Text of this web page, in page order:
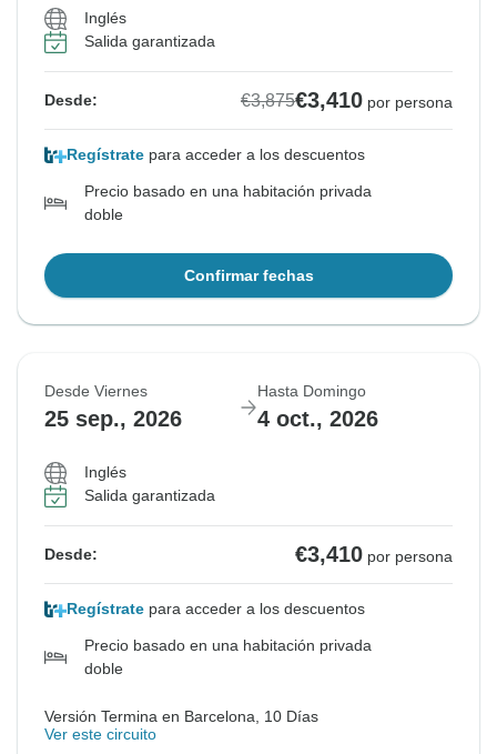
Inglés
Salida garantizada
Desde: €3,875€3,410 por persona
Regístrate para acceder a los descuentos
Precio basado en una habitación privada
doble
Confirmar fechas
Desde Viernes
25 sep., 2026
Hasta Domingo
4 oct., 2026
Inglés
Salida garantizada
Desde: €3,410 por persona
Regístrate para acceder a los descuentos
Precio basado en una habitación privada
doble
Versión Termina en Barcelona, 10 Días
Ver este circuito